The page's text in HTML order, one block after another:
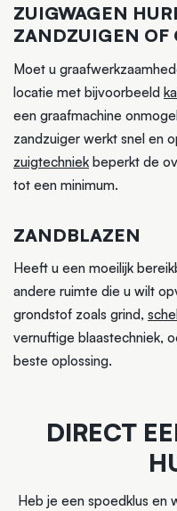
ZUIGWAGEN
ZANDZUIGEN OF
Moet u
locatie met bijvoorbeeld
een graafmachine
zandzuiger werkt snel en
zuigtechniek beperkt de
tot een minimum.
ZANDBLAZEN
Heeft u een moeilijk
andere ruimte die u wilt
grondstof zoals grind,
vernuftige blaastechniek,
beste oplossing.
DIRECT
Heb je een spoedklus en